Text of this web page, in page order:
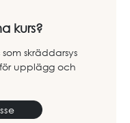
kurs?
skräddarsys
upplägg och